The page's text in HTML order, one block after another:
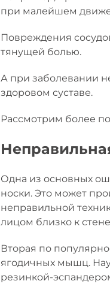
при малейшем
Повреждения
тянущей болью.
А при заболевании
здоровом суставе.
Рассмотрим более
Одна из основных
носки. Это может
неправильной
лицом близко к
Вторая по
ягодичных мышц.
резинкой-